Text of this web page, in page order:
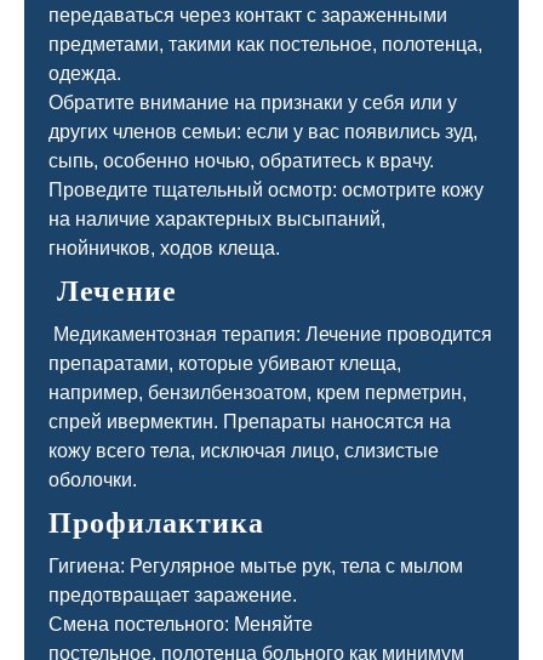
передаваться через контакт с зараженными
предметами, такими как постельное, полотенца,
одежда.
Обратите внимание на признаки у себя или у
других членов семьи: если у вас появились зуд,
сыпь, особенно ночью, обратитесь к врачу.
Проведите тщательный осмотр: осмотрите кожу
на наличие характерных высыпаний,
гнойничков, ходов клеща.
Лечение
Медикаментозная терапия: Лечение проводится
препаратами, которые убивают клеща,
например, бензилбензоатом, крем перметрин,
спрей ивермектин. Препараты наносятся на
кожу всего тела, исключая лицо, слизистые
оболочки.
Профилактика
Гигиена: Регулярное мытье рук, тела с мылом
предотвращает заражение.
Смена постельного: Меняйте
постельное, полотенца больного как минимум